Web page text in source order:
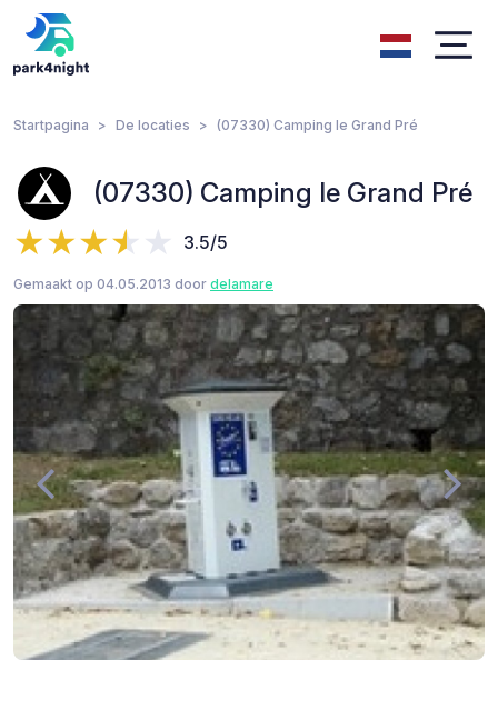
Startpagina De locaties (07330) Camping le Grand Pré
(07330) Camping le Grand Pré
3.5/5
Gemaakt op 04.05.2013 door delamare